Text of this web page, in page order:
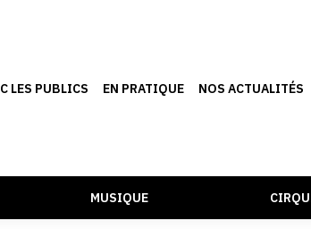
LES PUBLICS EN PRATIQUE NOS ACTUALITÉS
MUSIQUE